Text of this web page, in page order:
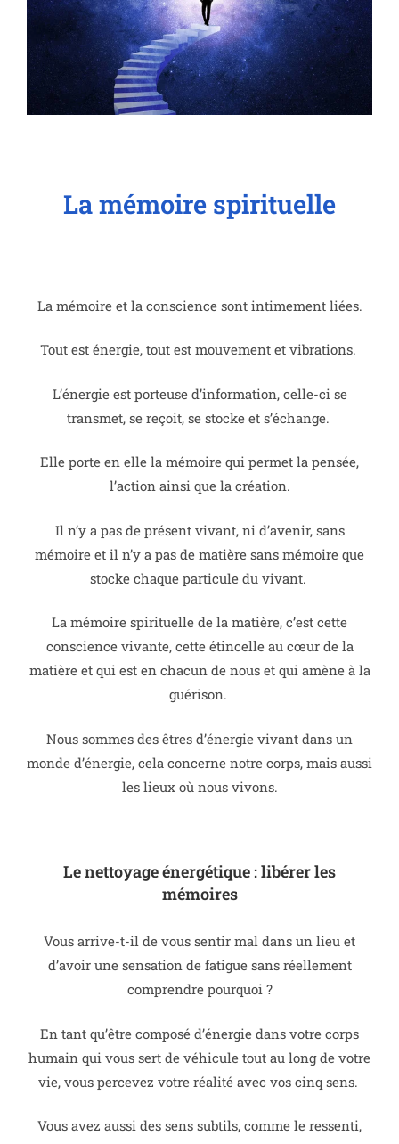
La mémoire spirituelle
La mémoire et la conscience sont intimement liées.
Tout est énergie, tout est mouvement et vibrations.
L’énergie est porteuse d’information, celle-ci se
transmet, se reçoit, se stocke et s’échange.
Elle porte en elle la mémoire qui permet la pensée,
l’action ainsi que la création.
Il n’y a pas de présent vivant, ni d’avenir, sans
mémoire et il n’y a pas de matière sans mémoire que
stocke chaque particule du vivant.
La mémoire spirituelle de la matière, c’est cette
conscience vivante, cette étincelle au cœur de la
matière et qui est en chacun de nous et qui amène à la
guérison.
Nous sommes des êtres d’énergie vivant dans un
monde d’énergie, cela concerne notre corps, mais aussi
les lieux où nous vivons.
Le nettoyage énergétique : libérer les
mémoires
Vous arrive-t-il de vous sentir mal dans un lieu et
d’avoir une sensation de fatigue sans réellement
comprendre pourquoi ?
En tant qu’être composé d’énergie dans votre corps
humain qui vous sert de véhicule tout au long de votre
vie, vous percevez votre réalité avec vos cinq sens.
Vous avez aussi des sens subtils, comme le ressenti,